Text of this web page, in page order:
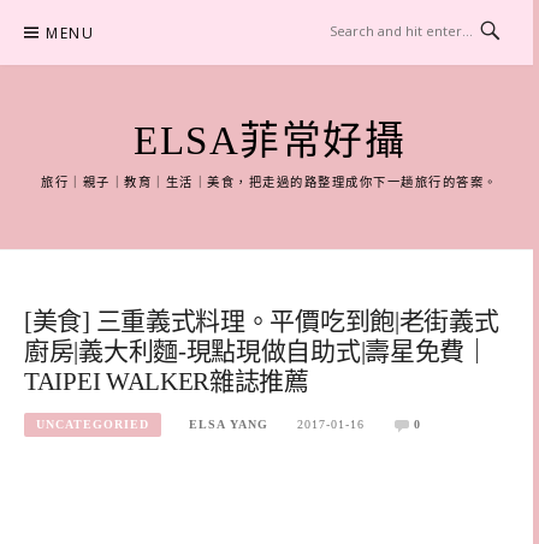
content
MENU
ELSA菲常好攝
旅行｜親子｜教育｜生活｜美食，把走過的路整理成你下一趟旅行的答案。
[美食] 三重義式料理。平價吃到飽|老街義式
廚房|義大利麵-現點現做自助式|壽星免費｜
TAIPEI WALKER雜誌推薦
UNCATEGORIED ELSA YANG 2017-01-16 0